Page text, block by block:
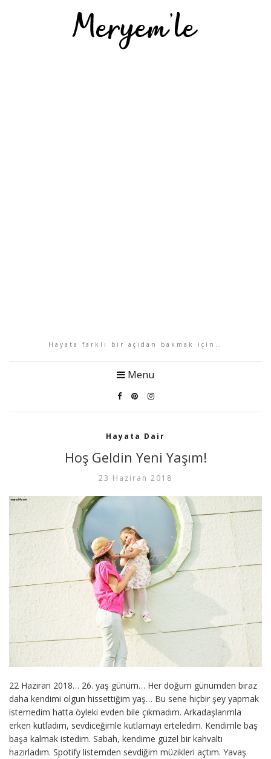
Hayata farklı bir açıdan bakmak için…
Menu
Hayata Dair
Hoş Geldin Yeni Yaşım!
23 Haziran 2018
22 Haziran 2018… 26. yaş günüm… Her doğum günümden biraz
daha kendimi olgun hissettiğim yaş… Bu sene hiçbir şey yapmak
istemedim hatta öyleki evden bile çıkmadım. Arkadaşlarımla
erken kutladım, sevdiceğimle kutlamayı erteledim. Kendimle baş
başa kalmak istedim. Sabah, kendime güzel bir kahvaltı
hazırladım. Spotify listemden sevdiğim müzikleri açtım. Yavaş